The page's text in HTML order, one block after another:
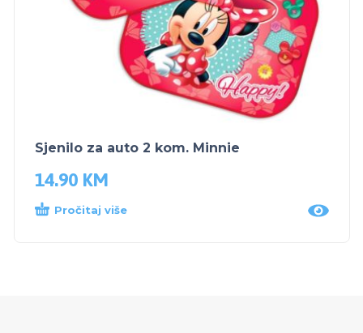
Sjenilo za auto 2 kom. Minnie
14.90 KM
Pročitaj više